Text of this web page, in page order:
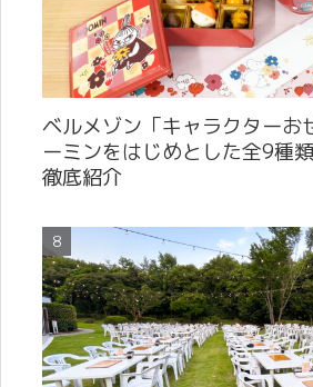
ベルメゾン「キャラクターお
ーミンをはじめとした全9種
徹底紹介